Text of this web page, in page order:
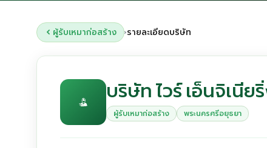
ผู้รับเหมาก่อสร้าง ›รายละเอียดบริษัท
บริษัท ไวร์ เอ็นจิเนี
ผู้รับเหมาก่อสร้าง พระนครศรีอยุธยา